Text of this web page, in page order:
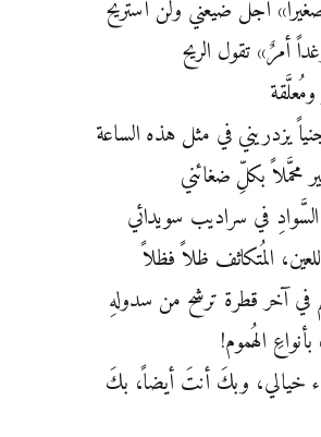
أجل ضيّعني ولن أستريح
أمرٌ» تقول الريح
يزدريني في مثل هذه الساعة
محمَّلاً بكلِّ ضغائني
السَّوادِ في سراديب سويدائي
المُتكاثف ظلاً فظلاً
في آخر قطرة ترشح من سدولهِ
الهُموم!
خيالي، وبكَ أنتَ أيضاً، بكَ